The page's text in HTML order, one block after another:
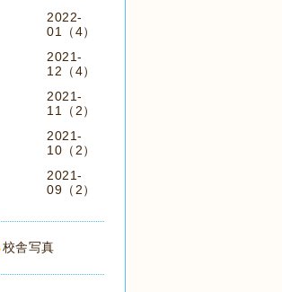
2022-
01（4）
2021-
12（4）
2021-
11（2）
2021-
10（2）
2021-
09（2）
校舎写真